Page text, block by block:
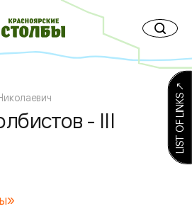
- III LIST OF LINKS ↗